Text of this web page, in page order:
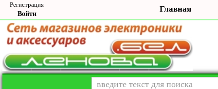
Регистрация
Войти
Главная